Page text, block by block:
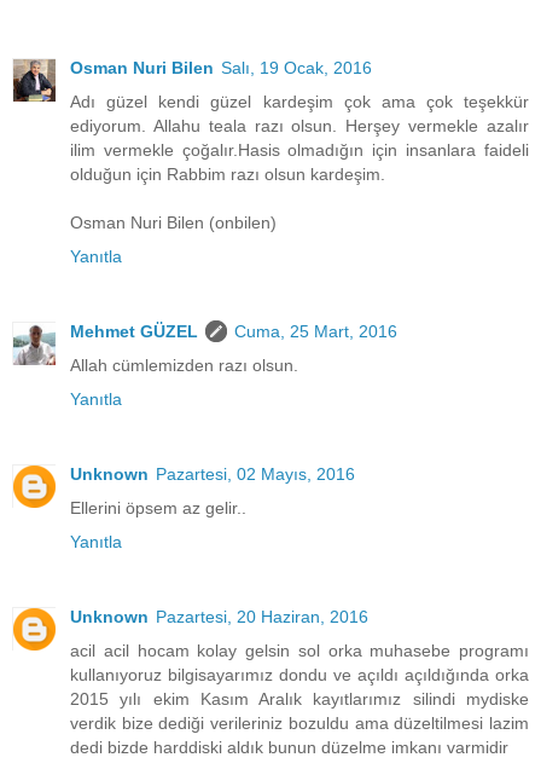
Osman Nuri Bilen Salı, 19 Ocak, 2016
Adı güzel kendi güzel kardeşim çok ama çok teşekkür
ediyorum. Allahu teala razı olsun. Herşey vermekle azalır
ilim vermekle çoğalır.Hasis olmadığın için insanlara faideli
olduğun için Rabbim razı olsun kardeşim.
Osman Nuri Bilen (onbilen)
Yanıtla
Mehmet GÜZEL
Cuma, 25 Mart, 2016
Allah cümlemizden razı olsun.
Yanıtla
Unknown Pazartesi, 02 Mayıs, 2016
Ellerini öpsem az gelir..
Yanıtla
Unknown Pazartesi, 20 Haziran, 2016
acil acil hocam kolay gelsin sol orka muhasebe programı
kullanıyoruz bilgisayarımız dondu ve açıldı açıldığında orka
2015 yılı ekim Kasım Aralık kayıtlarımız silindi mydiske
verdik bize dediği verileriniz bozuldu ama düzeltilmesi lazim
dedi bizde harddiski aldık bunun düzelme imkanı varmidir